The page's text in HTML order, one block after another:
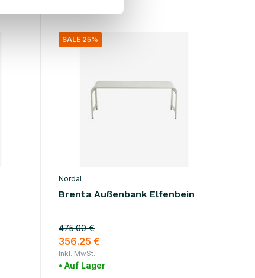
SALE 25%
Nordal
Brenta Außenbank Elfenbein
475.00 €
356.25 €
Inkl. MwSt.
• Auf Lager